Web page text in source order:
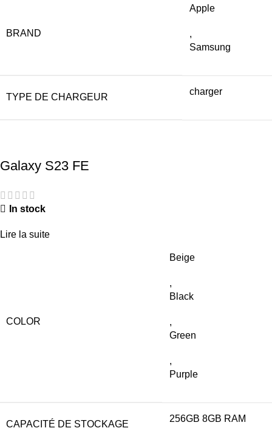
BRAND
Apple
,
Samsung
TYPE DE CHARGEUR
charger
Galaxy S23 FE
In stock
Lire la suite
COLOR
Beige
,
Black
,
Green
,
Purple
CAPACITÉ DE STOCKAGE
256GB 8GB RAM